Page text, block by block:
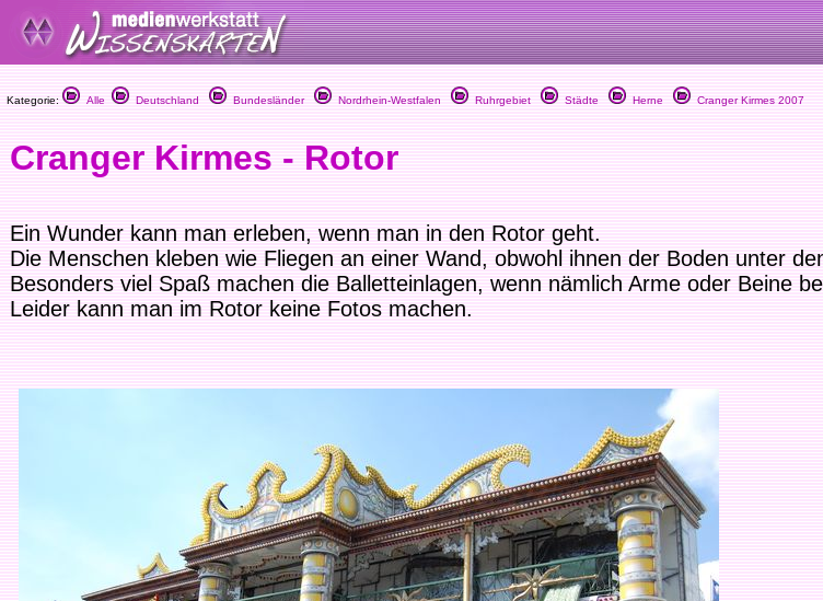
Kategorie: Alle Deutschland Bundesländer Nordrhein-Westfalen Ruhrgebiet Städte Herne Cranger Kirmes 2007
Cranger Kirmes - Rotor
Ein Wunder kann man erleben, wenn man in den Rotor geht.
Die Menschen kleben wie Fliegen an einer Wand, obwohl ihnen der Boden unter
Besonders viel Spaß machen die Balletteinlagen, wenn nämlich Arme oder Beine
Leider kann man im Rotor keine Fotos machen.